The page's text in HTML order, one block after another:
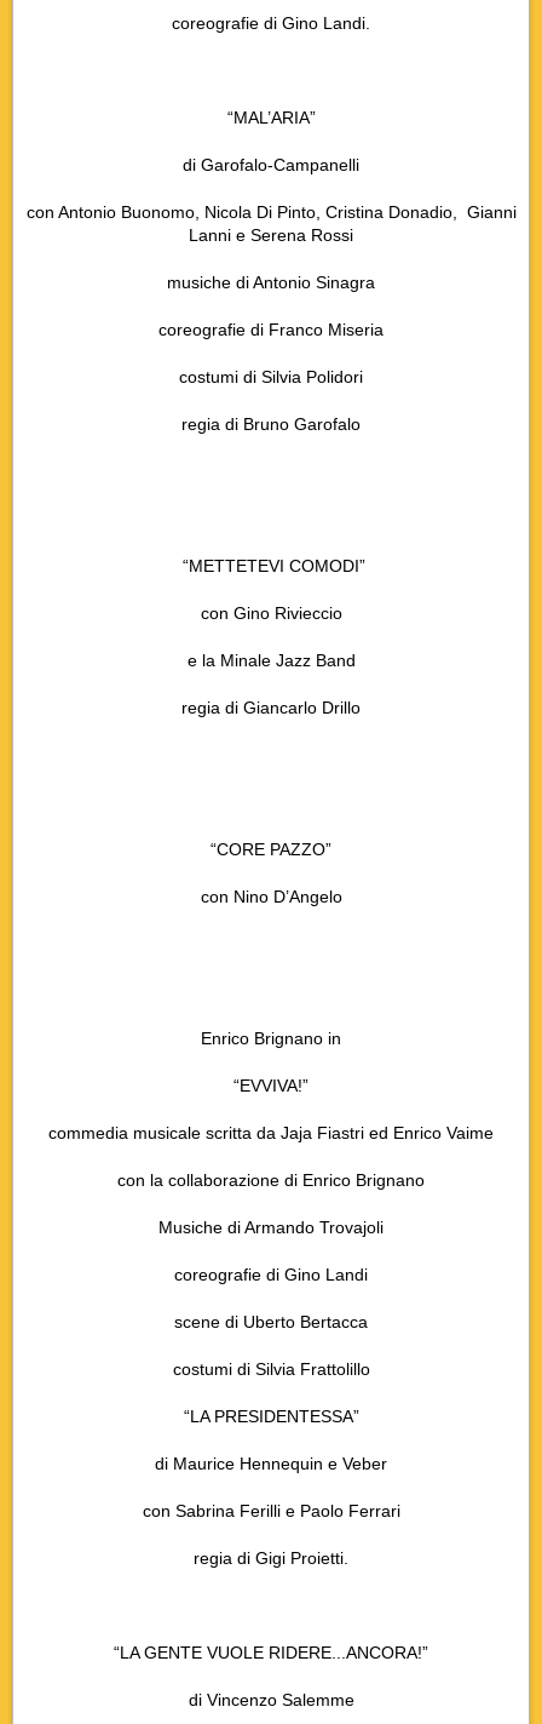
coreografie di Gino Landi.
“MAL’ARIA”
di Garofalo-Campanelli
con Antonio Buonomo, Nicola Di Pinto, Cristina Donadio, Gianni
Lanni e Serena Rossi
musiche di Antonio Sinagra
coreografie di Franco Miseria
costumi di Silvia Polidori
regia di Bruno Garofalo
“METTETEVI COMODI”
con Gino Rivieccio
e la Minale Jazz Band
regia di Giancarlo Drillo
“CORE PAZZO”
con Nino D’Angelo
Enrico Brignano in
“EVVIVA!”
commedia musicale scritta da Jaja Fiastri ed Enrico Vaime
con la collaborazione di Enrico Brignano
Musiche di Armando Trovajoli
coreografie di Gino Landi
scene di Uberto Bertacca
costumi di Silvia Frattolillo
“LA PRESIDENTESSA”
di Maurice Hennequin e Veber
con Sabrina Ferilli e Paolo Ferrari
regia di Gigi Proietti.
“LA GENTE VUOLE RIDERE...ANCORA!”
di Vincenzo Salemme